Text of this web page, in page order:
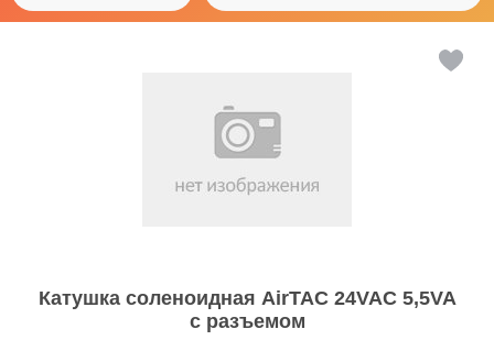
Катушка соленоидная AirTAC 24VAC 5,5VA
с разъемом